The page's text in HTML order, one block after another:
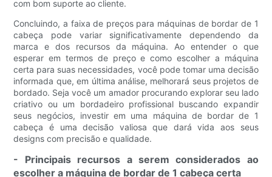
com bom suporte ao cliente.
Concluindo, a faixa de preços para máquinas de bordar de 1
cabeça pode variar significativamente dependendo da
marca e dos recursos da máquina. Ao entender o que
esperar em termos de preço e como escolher a máquina
certa para suas necessidades, você pode tomar uma decisão
informada que, em última análise, melhorará seus projetos de
bordado. Seja você um amador procurando explorar seu lado
criativo ou um bordadeiro profissional buscando expandir
seus negócios, investir em uma máquina de bordar de 1
cabeça é uma decisão valiosa que dará vida aos seus
designs com precisão e qualidade.
- Principais recursos a serem considerados ao
escolher a máquina de bordar de 1 cabeça certa